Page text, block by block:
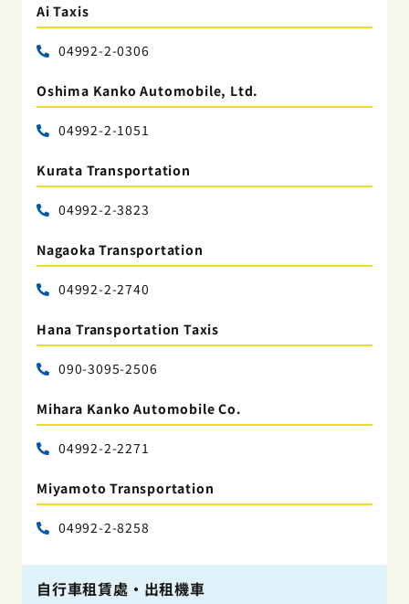
Ai Taxis
04992-2-0306
Oshima Kanko Automobile, Ltd.
04992-2-1051
Kurata Transportation
04992-2-3823
Nagaoka Transportation
04992-2-2740
Hana Transportation Taxis
090-3095-2506
Mihara Kanko Automobile Co.
04992-2-2271
Miyamoto Transportation
04992-2-8258
自行車租賃處・出租機車